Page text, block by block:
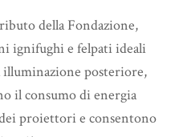
della Fondazione,
ignifughi e felpati ideali
illuminazione posteriore,
il consumo di energia
proiettori e consentono